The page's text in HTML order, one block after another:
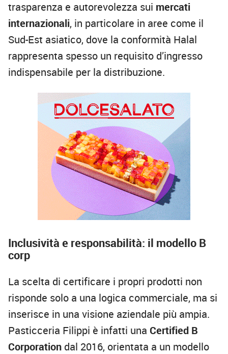
trasparenza e autorevolezza sui mercati
internazionali, in particolare in aree come il
Sud-Est asiatico, dove la conformità Halal
rappresenta spesso un requisito d’ingresso
indispensabile per la distribuzione.
Inclusività e responsabilità: il modello B
corp
La scelta di certificare i propri prodotti non
risponde solo a una logica commerciale, ma si
inserisce in una visione aziendale più ampia.
Pasticceria Filippi è infatti una Certified B
Corporation dal 2016, orientata a un modello